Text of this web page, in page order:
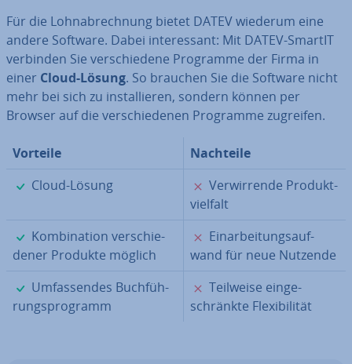
Für die Lohn­ab­rech­nung bietet DATEV wiederum eine
andere Software. Dabei in­ter­es­sant: Mit DATEV-SmartIT
verbinden Sie ver­schie­de­ne Programme der Firma in
einer Cloud-Lösung. So brauchen Sie die Software nicht
mehr bei sich zu in­stal­lie­ren, sondern können per
Browser auf die ver­schie­de­nen Programme zugreifen.
Vorteile
Nachteile
✓
Cloud-Lösung ✗
Ver­wir­ren­de Pro­dukt­
viel­falt
✓
Kom­bi­na­ti­on ver­schie­
de­ner Produkte möglich
✗
Ein­ar­bei­tungs­auf­
wand für neue Nutzende
✓
Um­fas­sen­des Buch­füh­
rungs­pro­gramm
✗
Teilweise ein­ge­
schränk­te Fle­xi­bi­li­tät